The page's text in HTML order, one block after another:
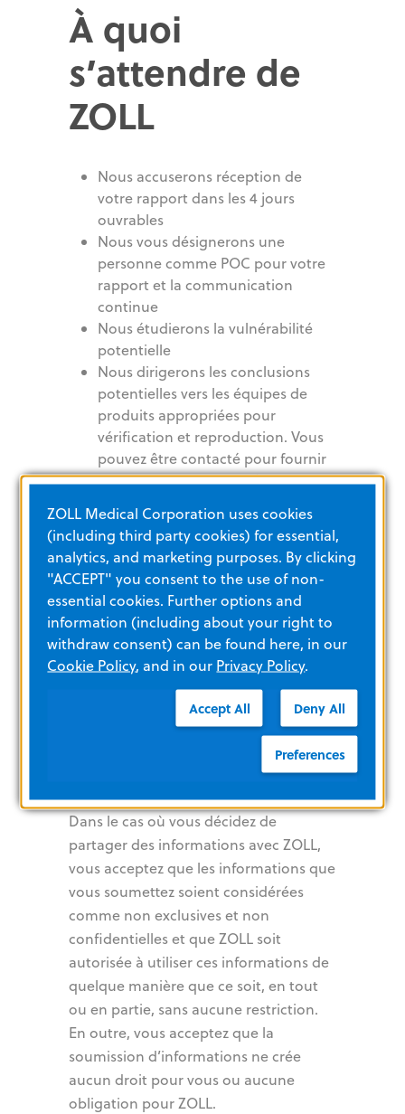
À quoi
s’attendre de
ZOLL
Nous accuserons réception de
votre rapport dans les 4 jours
ouvrables
Nous vous désignerons une
personne comme POC pour votre
rapport et la communication
continue
Nous étudierons la vulnérabilité
potentielle
Nous dirigerons les conclusions
potentielles vers les équipes de
produits appropriées pour
vérification et reproduction. Vous
pouvez être contacté pour fournir
des informations supplémentaires
Nous effectuerons une analyse des
risques pour déterminer les
mesures appropriées
Nous vous fournirons un résumé
de nos conclusions tout au long du
processus
Nous fournirons le crédit pour la
découverte de la vulnérabilité, si
Dans le cas où vous décidez de
partager des informations avec ZOLL,
vous acceptez que les informations que
vous soumettez soient considérées
comme non exclusives et non
confidentielles et que ZOLL soit
autorisée à utiliser ces informations de
quelque manière que ce soit, en tout
ou en partie, sans aucune restriction.
En outre, vous acceptez que la
soumission d’informations ne crée
aucun droit pour vous ou aucune
obligation pour ZOLL.
ZOLL Medical Corporation uses cookies
(including third party cookies) for essential,
analytics, and marketing purposes. By clicking
"ACCEPT" you consent to the use of non-
essential cookies. Further options and
information (including about your right to
withdraw consent) can be found here, in our
Cookie Policy, and in our Privacy Policy.
Accept All Deny All
Preferences